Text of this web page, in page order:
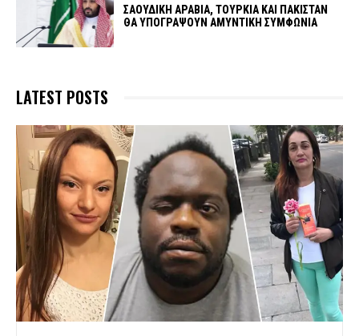
ΣΑΟΥΔΙΚΗ ΑΡΑΒΙΑ, ΤΟΥΡΚΙΑ ΚΑΙ ΠΑΚΙΣΤΑΝ
ΘΑ ΥΠΟΓΡΑΨΟΥΝ ΑΜΥΝΤΙΚΗ ΣΥΜΦΩΝΙΑ
LATEST POSTS